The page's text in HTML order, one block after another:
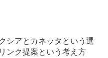
シアとカネッタという選
ンク提案という考え方